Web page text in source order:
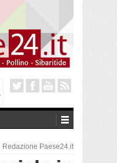
il romanzo di Luigi
Redazione Paese24.it